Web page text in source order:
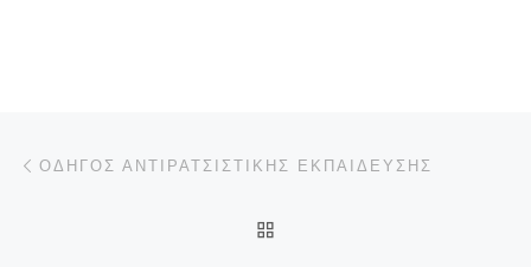
Πλοήγηση δημοσιεύσεων
ΟΔΗΓΌΣ ΑΝΤΙΡΑΤΣΙΣΤΙΚΉΣ ΕΚΠΑΊΔΕΥΣΗΣ